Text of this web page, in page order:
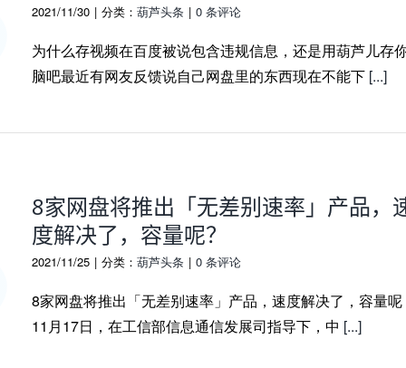
2021/11/30 | 分类： 葫芦头条 | 0 条评论
为什么存视频在百度被说包含违规信息，还是用葫芦儿存
脑吧最近有网友反馈说自己网盘里的东西现在不能下 [...]
8家网盘将推出「无差别速率」产品，
度解决了，容量呢？
2021/11/25 | 分类： 葫芦头条 | 0 条评论
8家网盘将推出「无差别速率」产品，速度解决了，容量呢
11月17日，在工信部信息通信发展司指导下，中 [...]